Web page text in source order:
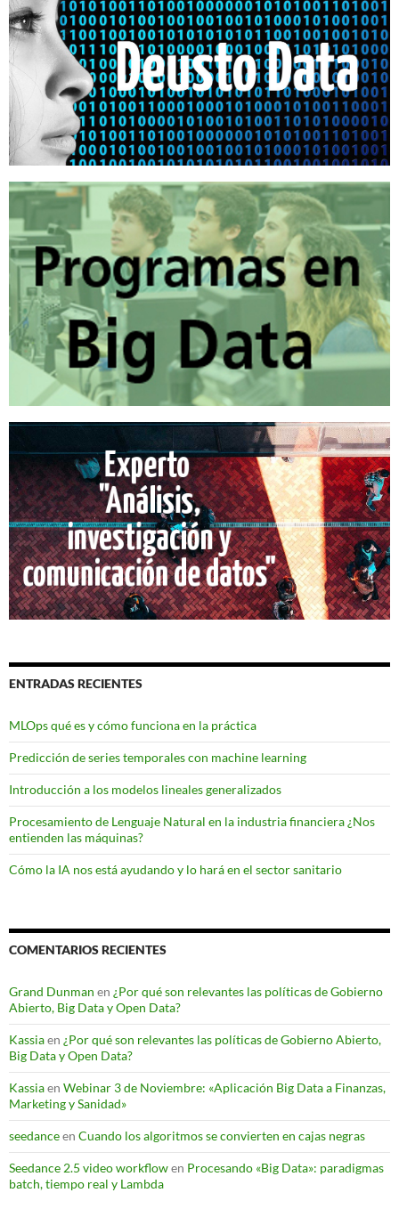
ENTRADAS RECIENTES
MLOps qué es y cómo funciona en la práctica
Predicción de series temporales con machine learning
Introducción a los modelos lineales generalizados
Procesamiento de Lenguaje Natural en la industria financiera ¿Nos
entienden las máquinas?
Cómo la IA nos está ayudando y lo hará en el sector sanitario
COMENTARIOS RECIENTES
Grand Dunman en ¿Por qué son relevantes las políticas de Gobierno
Abierto, Big Data y Open Data?
Kassiaen ¿Por qué son relevantes las políticas de Gobierno Abierto,
Big Data y Open Data?
Kassiaen Webinar 3 de Noviembre: «Aplicación Big Data a Finanzas,
Marketing y Sanidad»
seedanceen Cuando los algoritmos se convierten en cajas negras
Seedance 2.5 video workflowen Procesando «Big Data»: paradigmas
batch, tiempo real y Lambda